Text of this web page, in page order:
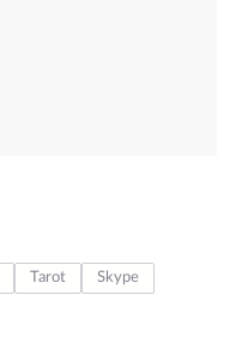
Tarot Skype